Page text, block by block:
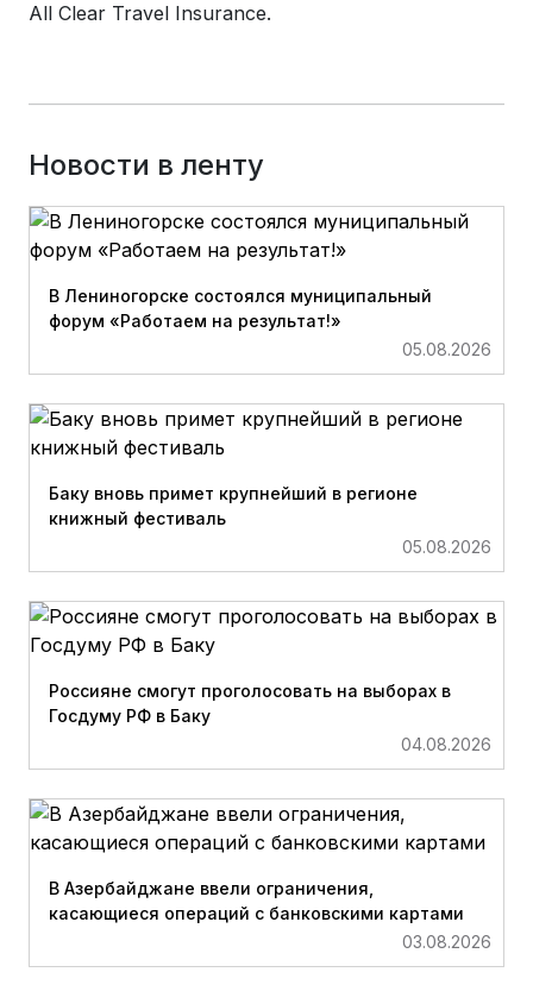
All Clear Travel Insurance.
Новости в ленту
В Лениногорске состоялся муниципальный
форум «Работаем на результат!»
05.08.2026
Баку вновь примет крупнейший в регионе
книжный фестиваль
05.08.2026
Россияне смогут проголосовать на выборах в
Госдуму РФ в Баку
04.08.2026
В Азербайджане ввели ограничения,
касающиеся операций с банковскими картами
03.08.2026